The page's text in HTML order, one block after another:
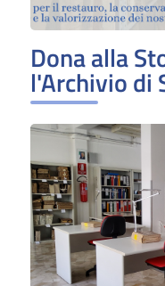
Dona alla
l'Archivio di